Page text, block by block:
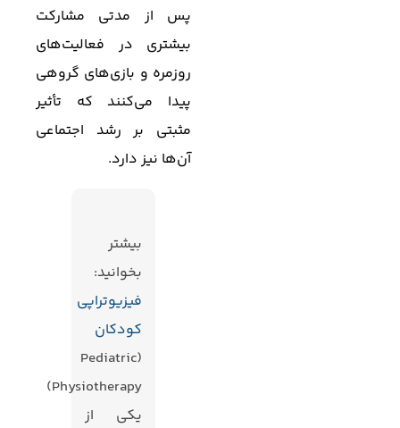
پس از مدتی مشارکت
بیشتری در فعالیت‌های
روزمره و بازی‌های گروهی
پیدا می‌کنند که تأثیر
مثبتی بر رشد اجتماعی
آن‌ها نیز دارد.
بیشتر
بخوانید:
فیزیوتراپی
کودکان
(Pediatric
Physiotherapy)
یکی از